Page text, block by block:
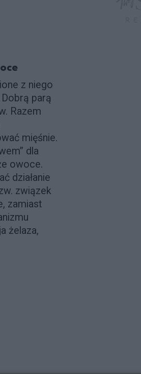
z niego
parą
Razem
mięśnie.
dla
owoce.
działanie
związek
zamiast
żelaza,